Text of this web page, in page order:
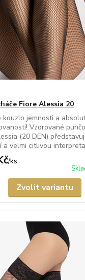
Fiore Alessia 20
kouzlo jemnosti a
Vzorované
(20 DEN)
a velmi citlivou
/ks
Zvolit variantu